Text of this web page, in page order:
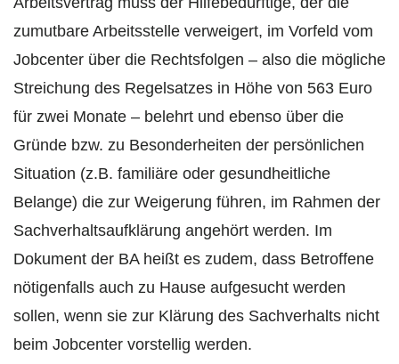
zumutbare Arbeitsstelle verweigert, im Vorfeld vom
Jobcenter über die Rechtsfolgen – also die mögliche
Streichung des Regelsatzes in Höhe von 563 Euro
für zwei Monate – belehrt und ebenso über die
Gründe bzw. zu Besonderheiten der persönlichen
Situation (z.B. familiäre oder gesundheitliche
Belange) die zur Weigerung führen, im Rahmen der
Sachverhaltsaufklärung angehört werden. Im
Dokument der BA heißt es zudem, dass Betroffene
nötigenfalls auch zu Hause aufgesucht werden
sollen, wenn sie zur Klärung des Sachverhalts nicht
beim Jobcenter vorstellig werden.